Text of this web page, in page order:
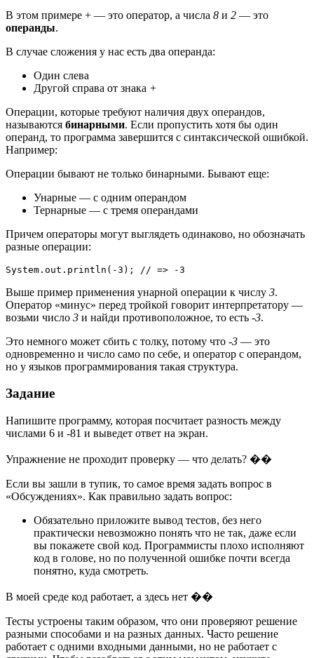
В этом примере + — это оператор, а числа 8 и 2 — это
операнды.
В случае сложения у нас есть два операнда:
Один слева
Другой справа от знака +
Операции, которые требуют наличия двух операндов,
называются бинарными. Если пропустить хотя бы один
операнд, то программа завершится с синтаксической ошибкой.
Например:
Операции бывают не только бинарными. Бывают еще:
Унарные — с одним операндом
Тернарные — с тремя операндами
Причем операторы могут выглядеть одинаково, но обозначать
разные операции:
System.out.println(-3); // => -3
Выше пример применения унарной операции к числу 3.
Оператор «минус» перед тройкой говорит интерпретатору —
возьми число 3 и найди противоположное, то есть -3.
Это немного может сбить с толку, потому что -3 — это
одновременно и число само по себе, и оператор с операндом,
но у языков программирования такая структура.
Задание
Напишите программу, которая посчитает разность между
числами 6 и -81 и выведет ответ на экран.
Упражнение не проходит проверку — что делать? ��
Если вы зашли в тупик, то самое время задать вопрос в
«Обсуждениях». Как правильно задать вопрос:
Обязательно приложите вывод тестов, без него
практически невозможно понять что не так, даже если
вы покажете свой код. Программисты плохо исполняют
код в голове, но по полученной ошибке почти всегда
понятно, куда смотреть.
В моей среде код работает, а здесь нет ��
Тесты устроены таким образом, что они проверяют решение
разными способами и на разных данных. Часто решение
работает с одними входными данными, но не работает с